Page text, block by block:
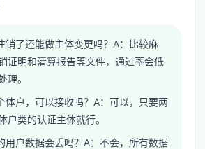
销了还能做主体变更吗？A：比较麻
证明和清算报告等文件，通过率会低
理。
体户，可以接收吗？A：可以，只要两
户类的认证主体就行。
用户数据会丢吗？A：不会，所有数据